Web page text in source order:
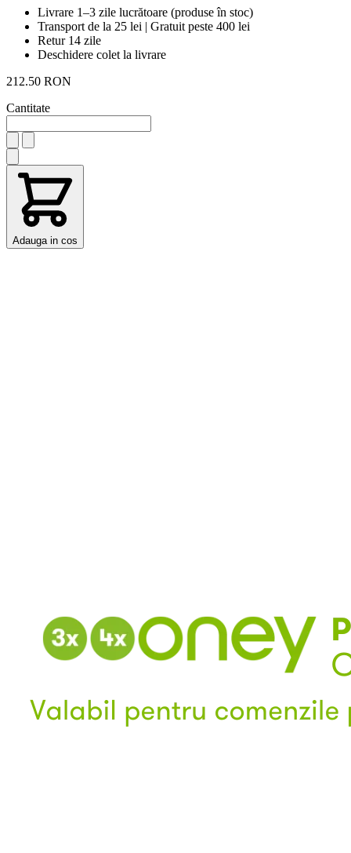
Livrare 1–3 zile lucrătoare (produse în stoc)
Transport de la 25 lei | Gratuit peste 400 lei
Retur 14 zile
Deschidere colet la livrare
212.50 RON
Cantitate
Adauga in cos